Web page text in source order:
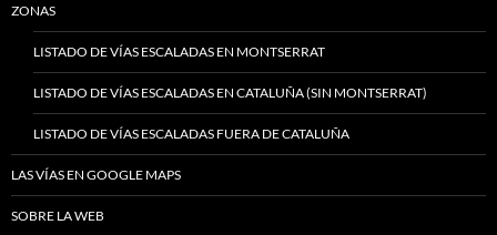
ZONAS
LISTADO DE VÍAS ESCALADAS EN MONTSERRAT
LISTADO DE VÍAS ESCALADAS EN CATALUÑA (SIN MONTSERRAT)
LISTADO DE VÍAS ESCALADAS FUERA DE CATALUÑA
LAS VÍAS EN GOOGLE MAPS
SOBRE LA WEB